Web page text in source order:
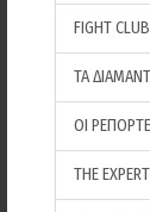
FIGHT CLUB
ΤΑ
ΟΙ
THE